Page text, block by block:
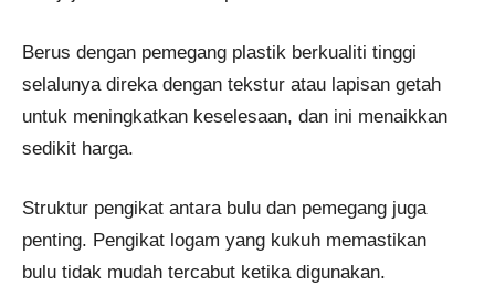
Berus dengan pemegang plastik berkualiti tinggi
selalunya direka dengan tekstur atau lapisan getah
untuk meningkatkan keselesaan, dan ini menaikkan
sedikit harga.
Struktur pengikat antara bulu dan pemegang juga
penting. Pengikat logam yang kukuh memastikan
bulu tidak mudah tercabut ketika digunakan.